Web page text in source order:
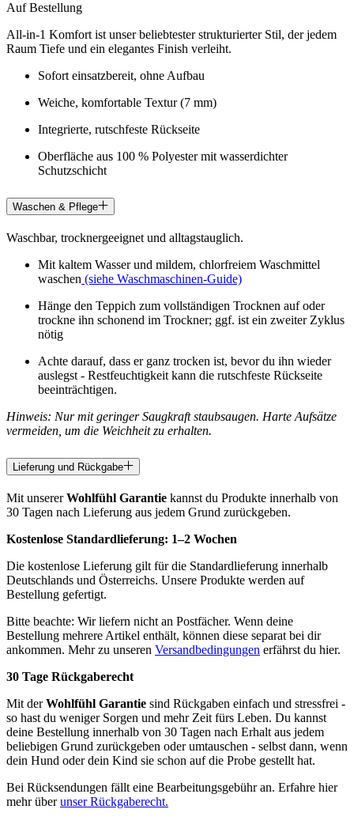
Auf Bestellung
All-in-1 Komfort ist unser beliebtester strukturierter Stil, der jedem
Raum Tiefe und ein elegantes Finish verleiht.
Sofort einsatzbereit, ohne Aufbau
Weiche, komfortable Textur (7 mm)
Integrierte, rutschfeste Rückseite
Oberfläche aus 100 % Polyester mit wasserdichter
Schutzschicht
Waschen & Pflege
Waschbar, trocknergeeignet und alltagstauglich.
Mit kaltem Wasser und mildem, chlorfreiem Waschmittel
waschen (siehe Waschmaschinen-Guide)
Hänge den Teppich zum vollständigen Trocknen auf oder
trockne ihn schonend im Trockner; ggf. ist ein zweiter Zyklus
nötig
Achte darauf, dass er ganz trocken ist, bevor du ihn wieder
auslegst - Restfeuchtigkeit kann die rutschfeste Rückseite
beeinträchtigen.
Hinweis: Nur mit geringer Saugkraft staubsaugen. Harte Aufsätze
vermeiden, um die Weichheit zu erhalten.
Lieferung und Rückgabe
Mit unsererWohlfühl Garantie kannst du Produkte innerhalb von
30 Tagen nach Lieferung aus jedem Grund zurückgeben.
Kostenlose Standardlieferung: 1–2 Wochen
Die kostenlose Lieferung gilt für die Standardlieferung innerhalb
Deutschlands und Österreichs. Unsere Produkte werden auf
Bestellung gefertigt.
Bitte beachte: Wir liefern nicht an Postfächer. Wenn deine
Bestellung mehrere Artikel enthält, können diese separat bei dir
ankommen. Mehr zu unseren Versandbedingungen erfährst du hier.
30 Tage Rückgaberecht
Mit derWohlfühl Garantie sind Rückgaben einfach und stressfrei -
so hast du weniger Sorgen und mehr Zeit fürs Leben. Du kannst
deine Bestellung innerhalb von 30 Tagen nach Erhalt aus jedem
beliebigen Grund zurückgeben oder umtauschen - selbst dann, wenn
dein Hund oder dein Kind sie schon auf die Probe gestellt hat.
Bei Rücksendungen fällt eine Bearbeitungsgebühr an. Erfahre hier
mehr überunser Rückgaberecht.